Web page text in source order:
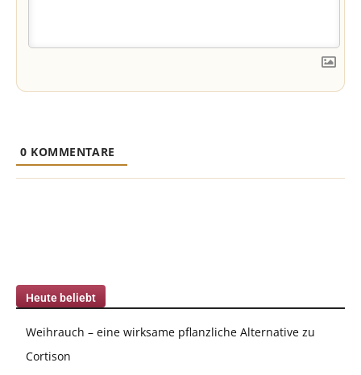
0 KOMMENTARE
Heute beliebt
Weihrauch – eine wirksame pflanzliche Alternative zu
Cortison